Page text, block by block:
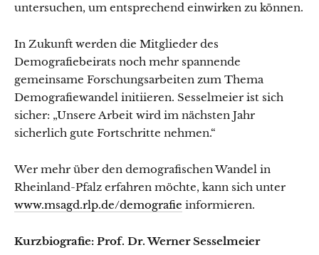
untersuchen, um entsprechend einwirken zu können.
In Zukunft werden die Mitglieder des
Demografiebeirats noch mehr spannende
gemeinsame Forschungsarbeiten zum Thema
Demografiewandel initiieren. Sesselmeier ist sich
sicher: „Unsere Arbeit wird im nächsten Jahr
sicherlich gute Fortschritte nehmen.“
Wer mehr über den demografischen Wandel in
Rheinland-Pfalz erfahren möchte, kann sich unter
www.msagd.rlp.de/demografie informieren.
Kurzbiografie: Prof. Dr. Werner Sesselmeier